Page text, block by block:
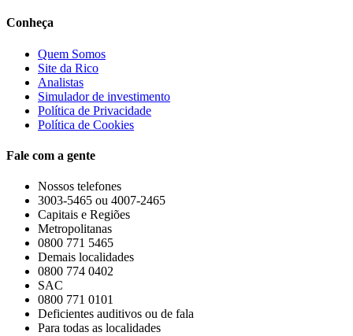
Conheça
Quem Somos
Site da Rico
Analistas
Simulador de investimento
Política de Privacidade
Política de Cookies
Fale com a gente
Nossos telefones
3003-5465 ou 4007-2465
Capitais e Regiões
Metropolitanas
0800 771 5465
Demais localidades
0800 774 0402
SAC
0800 771 0101
Deficientes auditivos ou de fala
Para todas as localidades